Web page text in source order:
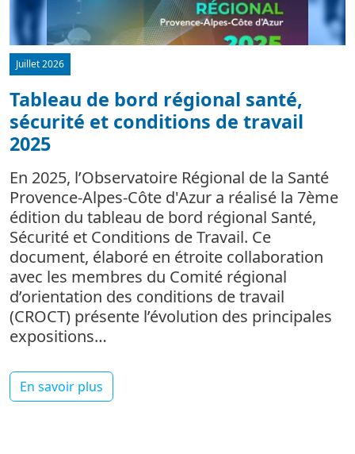
Juillet 2026
Tableau de bord régional santé,
sécurité et conditions de travail
2025
En 2025, l’Observatoire Régional de la Santé
Provence-Alpes-Côte d'Azur a réalisé la 7ème
édition du tableau de bord régional Santé,
Sécurité et Conditions de Travail. Ce
document, élaboré en étroite collaboration
avec les membres du Comité régional
d’orientation des conditions de travail
(CROCT) présente l’évolution des principales
expositions…
En savoir plus